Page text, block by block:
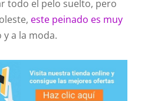
todo el pelo suelto, pero
este peinado es muy
a la moda.